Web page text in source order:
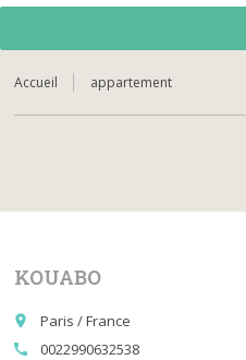
Accueil appartement
KOUABO
place Paris / France
call 0022990632538